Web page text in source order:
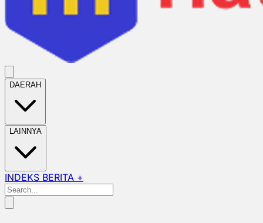
DAERAH
LAINNYA
INDEKS BERITA +